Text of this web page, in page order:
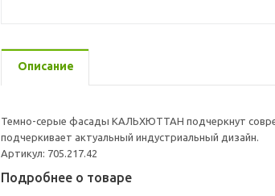
Описание
Темно-серые фасады КАЛЬХЮТТАН подчеркнут
подчеркивает актуальный индустриальный дизайн.
Артикул: 705.217.42
Подробнее о товаре